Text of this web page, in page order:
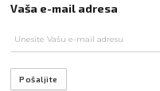
Vaša e-mail adresa
Pošaljite